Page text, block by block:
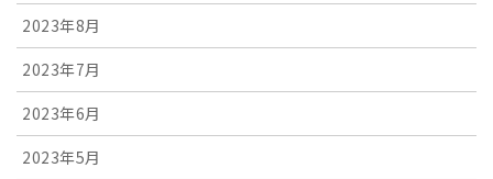
2023年8月
2023年7月
2023年6月
2023年5月